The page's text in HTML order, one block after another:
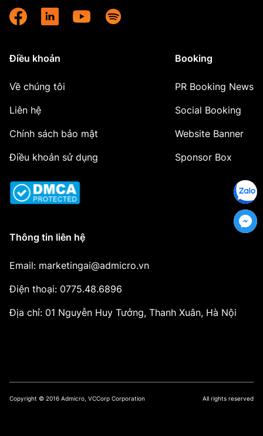
Điều khoản
Về chúng tôi
Liên hệ
Chính sách bảo mật
Điều khoản sử dụng
Booking
PR Booking News
Social Booking
Website Banner
Sponsor Box
Thông tin liên hệ
Email: marketingai@admicro.vn
Điện thoại: 0775.48.6896
Địa chỉ: 01 Nguyễn Huy Tưởng, Thanh Xuân, Hà Nội
Copyright © 2016 Admicro, VCCorp Corporation All rights reserved